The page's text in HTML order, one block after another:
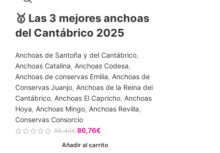
🥇 Las 3 mejores anchoas
del Cantábrico 2025
Anchoas de Santoña y del Cantábrico,
Anchoas Catalina, Anchoas Codesa,
Anchoas de conservas Emilia, Anchoas de
Conservas Juanjo, Anchoas de la Reina del
Cantábrico, Anchoas El Capricho, Anchoas
Hoya, Anchoas Mingo, Anchoas Revilla,
Conservas Consorcio
96,40€ 86,76€
Añadir al carrito